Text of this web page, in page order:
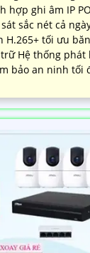
hợp ghi âm IP
sắc nét cả
H.265+ tối ưu
Hệ thống phát
bảo an ninh tối